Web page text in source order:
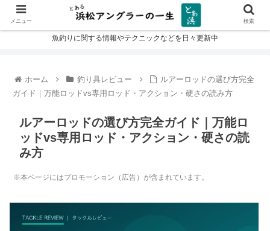
魚釣りに関する情報やテクニックなどを日々更新中
ホーム 釣り具レビュー
ルアーロッドの選び方完全
ガイド｜万能ロッドvs専用ロッド・アクション・硬さの読み方
ルアーロッドの選び方完全ガイド｜万能ロ
ッドvs専用ロッド・アクション・硬さの読
み方
※本ページにはプロモーション（広告）が含まれています。
メニュー 検索